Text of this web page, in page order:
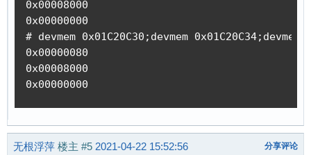
0x00008000
0x00000000
# devmem 0x01C20C30;devmem 0x01C20C34;devmem
0x00000080
0x00008000
0x00000000
无根浮萍 楼主 #5 2021-04-22 15:52:56 分享评论